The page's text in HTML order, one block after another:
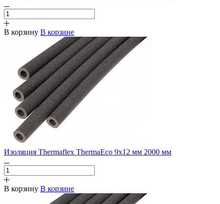
В корзину В корзине
Изоляция Thermaflex ThermaEco 9х12 мм 2000 мм
В корзину В корзине